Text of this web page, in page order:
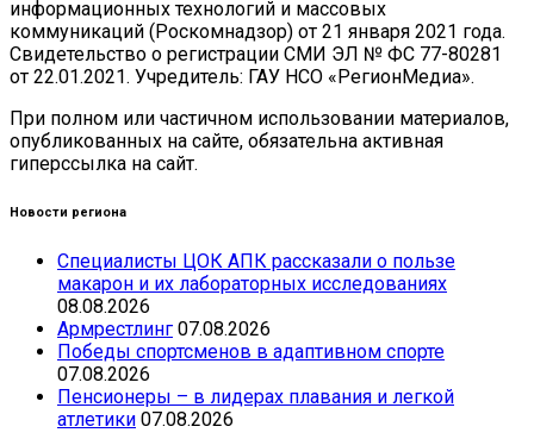
информационных технологий и массовых
коммуникаций (Роскомнадзор) от 21 января 2021 года.
Свидетельство о регистрации СМИ ЭЛ № ФС 77-80281
от 22.01.2021. Учредитель: ГАУ НСО «РегионМедиа».
При полном или частичном использовании материалов,
опубликованных на сайте, обязательна активная
гиперссылка на сайт.
Новости региона
Специалисты ЦОК АПК рассказали о пользе
макарон и их лабораторных исследованиях
08.08.2026
Армрестлинг 07.08.2026
Победы спортсменов в адаптивном спорте
07.08.2026
Пенсионеры – в лидерах плавания и легкой
атлетики 07.08.2026